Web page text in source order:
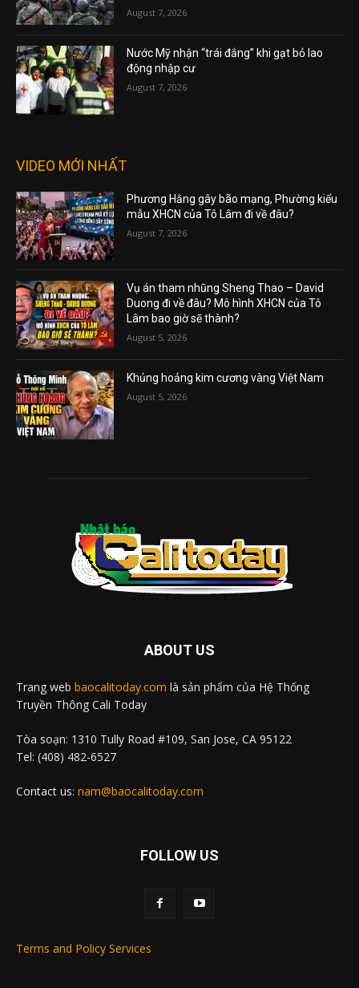
August 7, 2026
Nước Mỹ nhận “trái đắng” khi gạt bỏ lao
động nhập cư
August 7, 2026
VIDEO MỚI NHẤT
Phương Hằng gây bão mạng, Phường kiểu
mẫu XHCN của Tô Lâm đi về đâu?
August 7, 2026
Vụ án tham nhũng Sheng Thao – David
Duong đi về đâu? Mô hình XHCN của Tô
Lâm bao giờ sẽ thành?
August 5, 2026
Khủng hoảng kim cương vàng Việt Nam
August 5, 2026
ABOUT US
Trang web baocalitoday.com là sản phẩm của Hệ Thống
Truyền Thông Cali Today
Tòa soạn: 1310 Tully Road #109, San Jose, CA 95122
Tel: (408) 482-6527
Contact us: nam@baocalitoday.com
FOLLOW US
Terms and Policy Services